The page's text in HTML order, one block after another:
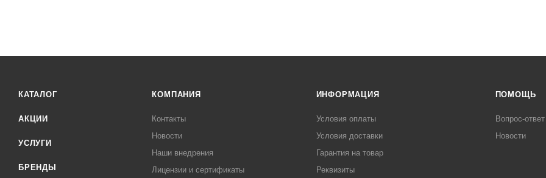
КАТАЛОГ
АКЦИИ
УСЛУГИ
БРЕНДЫ
КОМПАНИЯ
Контакты
Новости
Наши внедрения
Лицензии и сертификаты
ИНФОРМАЦИЯ
Условия оплаты
Условия доставки
Гарантия на товар
Реквизиты
ПОМОЩЬ
Вопрос-ответ
Новости